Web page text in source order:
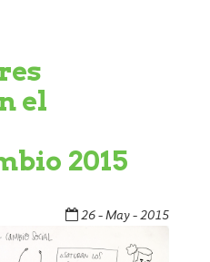
el
2015
26 - May - 2015